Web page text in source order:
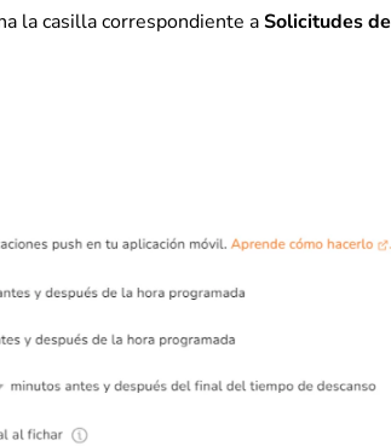
la casilla correspondiente aSolicitudes de